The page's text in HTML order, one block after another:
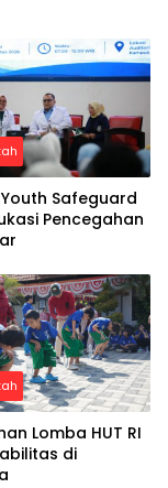
Safeguard
Pencegahan
Lomba HUT RI
di